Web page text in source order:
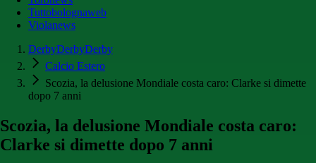
Tuttobolognaweb
Violanews
DerbyDerbyDerby
Calcio Estero
Scozia, la delusione Mondiale costa caro: Clarke si dimette
dopo 7 anni
Scozia, la delusione Mondiale costa caro:
Clarke si dimette dopo 7 anni